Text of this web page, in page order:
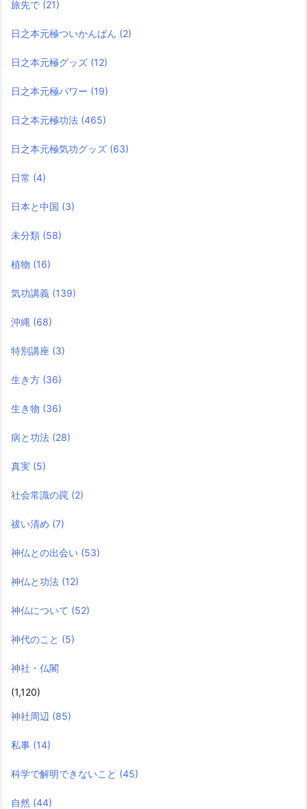
旅先で (21)
日之本元極ついかんばん (2)
日之本元極グッズ (12)
日之本元極パワー (19)
日之本元極功法 (465)
日之本元極気功グッズ (63)
日常 (4)
日本と中国 (3)
未分類 (58)
植物 (16)
気功講義 (139)
沖縄 (68)
特別講座 (3)
生き方 (36)
生き物 (36)
病と功法 (28)
真実 (5)
社会常識の罠 (2)
祓い清め (7)
神仏との出会い (53)
神仏と功法 (12)
神仏について (52)
神代のこと (5)
神社・仏閣
(1,120)
神社周辺 (85)
私事 (14)
科学で解明できないこと (45)
自然 (44)